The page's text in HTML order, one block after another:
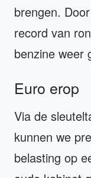
brengen.
record van
benzine weer
Euro erop
Via de
kunnen we
belasting op